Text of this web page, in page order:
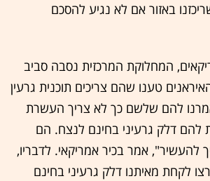
באזור אם לא נגיע להסכם
המחלוקת המרכזית נסבה סביב
טענו שהם צריכים תוכנית גרעין
להם שלשם כך לא צריך העשרת
להם דלק גרעיני בחינם לנצח. הם
להעשיר", אמר בכיר אמריקאי. לדבריו,
לקחת מאיתנו דלק גרעיני בחינם